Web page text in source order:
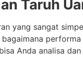
Taruh
yang sangat
Anda analisa